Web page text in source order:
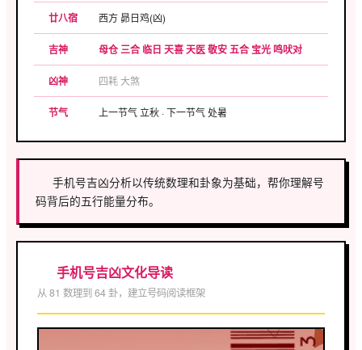
廿八宿 西方 昴日鸡(凶)
吉神 母仓 三合 临日 天喜 天医 敬安 五合 宝光 鸣吠对
凶神 四耗 大煞
节气 上一节气 立秋 · 下一节气 处暑
手机号吉凶分析以传统数理和卦象为基础，帮你理解号
码背后的五行能量分布。
手机号吉凶文化导读
从 81 数理到 64 卦，建立号码阅读框架